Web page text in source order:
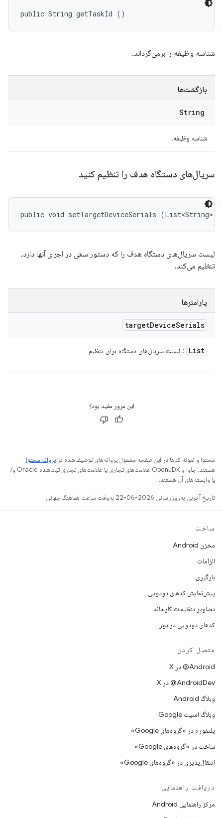
public String getTaskId ()
شناسه وظیفه را برمی‌گرداند.
بازگشت‌ها
String
شناسه وظیفه.
سریال‌های دستگاه هدف را تنظیم کنید
public void setTargetDeviceSerials (List<String>
لیست سریال‌های دستگاه هدف را که دستور سعی در اجرای آنها دارد،
تنظیم می‌کند.
پارامترها
targetDeviceSerials
List : لیست سریال‌های دستگاه برای تنظیم
این مرور مفید بود؟
محتوا و نمونه کدها در این صفحه مشمول پروانه‌های توصیف‌شده در پروانه محتوا
هستند. جاوا و OpenJDK علامت‌های تجاری یا علامت‌های تجاری ثبت‌شده Oracle و/
یا وابسته‌های آن هستند.
تاریخ آخرین به‌روزرسانی 2026-06-22 به‌وقت ساعت هماهنگ جهانی.
ساخت
مخزن Android
الزامات
بارگیری
پیش‌نمایش کدهای دودویی
تصاویر تنظیمات کارخانه
کدهای دودویی درایور
متصل کردن
‫‎@Android در X
‫‎@AndroidDev در X
وبلاگ Android
وبلاگ امنیت Google
پلتفورم در «گروه‌های Google»
ساخت در «گروه‌های Google»
انتقال‌پذیری در «گروه‌های Google»
دریافت راهنمایی
مرکز راهنمایی Android